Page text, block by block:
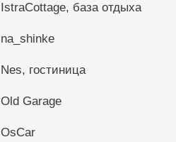
IstraCottage, база отдыха
na_shinke
Nes, гостиница
Old Garage
OsCar